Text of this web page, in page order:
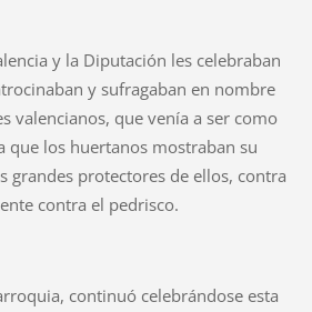
y la Diputación les celebraban
y sufragaban en nombre
valencianos, que venía a ser como
que los huertanos mostraban su
grandes protectores de ellos, contra
contra el pedrisco.
continuó celebrándose esta